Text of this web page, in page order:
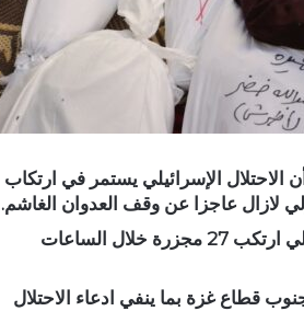
الإسرائيلي يستمر في ارتكاب
لازال عاجزا عن وقف العدوان الغاشم.
وقال القدرة، في مؤتمر صحفي، اليوم الأربعاء الاحتلال الإٍسرائيلي ارتكب 27 مجزرة خلال الساعات
من جنوب قطاع غزة بما ينفي ادعاء الاحتلال